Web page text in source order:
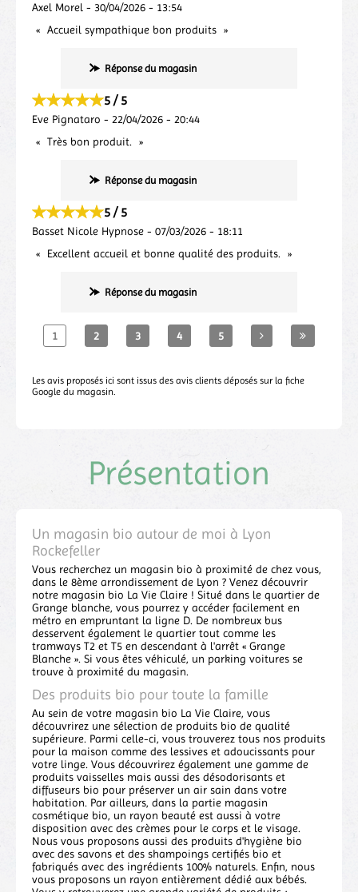
Axel Morel - 30/04/2026 - 13:54
Accueil sympathique bon produits
Réponse du magasin
5 / 5
Eve Pignataro - 22/04/2026 - 20:44
Très bon produit.
Réponse du magasin
5 / 5
Basset Nicole Hypnose - 07/03/2026 - 18:11
Excellent accueil et bonne qualité des produits.
Réponse du magasin
1 2 3 4 5
Les avis proposés ici sont issus des avis clients déposés sur la fiche
Google du magasin.
Présentation
Un magasin bio autour de moi à Lyon
Rockefeller
Vous recherchez un magasin bio à proximité de chez vous,
dans le 8ème arrondissement de Lyon ? Venez découvrir
notre magasin bio La Vie Claire ! Situé dans le quartier de
Grange blanche, vous pourrez y accéder facilement en
métro en empruntant la ligne D. De nombreux bus
desservent également le quartier tout comme les
tramways T2 et T5 en descendant à l'arrêt « Grange
Blanche ». Si vous êtes véhiculé, un parking voitures se
trouve à proximité du magasin.
Des produits bio pour toute la famille
Au sein de votre magasin bio La Vie Claire, vous
découvrirez une sélection de produits bio de qualité
supérieure. Parmi celle-ci, vous trouverez tous nos produits
pour la maison comme des lessives et adoucissants pour
votre linge. Vous découvrirez également une gamme de
produits vaisselles mais aussi des désodorisants et
diffuseurs bio pour préserver un air sain dans votre
habitation. Par ailleurs, dans la partie magasin
cosmétique bio, un rayon beauté est aussi à votre
disposition avec des crèmes pour le corps et le visage.
Nous vous proposons aussi des produits d'hygiène bio
avec des savons et des shampoings certifiés bio et
fabriqués avec des ingrédients 100% naturels. Enfin, nous
vous proposons un rayon entièrement dédié aux bébés.